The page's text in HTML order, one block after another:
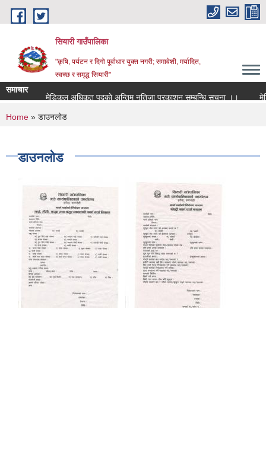
Skip to main content
सियारी गाउँपालिका
"कृषि, पर्यटन र दिगो पूर्वाधार युक्त नगरी; समावेशी, मर्यादित,
स्वच्छ र समृद्ध सियारी"
समाचार
मेडिकल अधिकृत पदकाे अन्तिम नतिजा प्रकाशन सम्बन्धि सुचना ।।
You are here
Home » डाउनलोड
डाउनलोड